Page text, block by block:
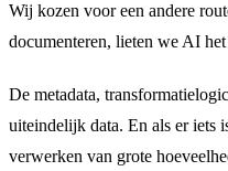
Wij kozen voor een andere
documenteren, lieten we AI
De metadata,
uiteindelijk data. En als er iets
verwerken van grote